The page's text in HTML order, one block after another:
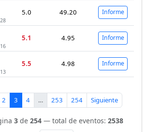
5.0 49.20 Informe
5.1 4.95 Informe
5.5 4.98 Informe
2 3 4 … 253 254 Siguiente
3 de 254 — total de eventos: 2538